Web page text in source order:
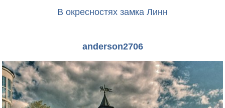
В окресностях замка Линн
anderson2706